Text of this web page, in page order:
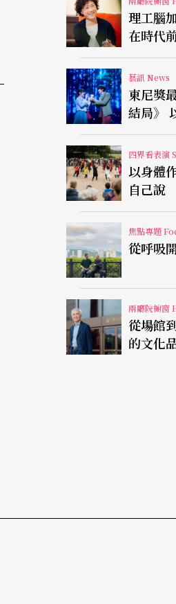
理工腦加上文
在時代
藝訊 News
東尼獎
結局》
視有限
四界看表演
以身體作為
自己說
焦點專題
從呼吸
兩廳院櫥窗
從場館
的文化